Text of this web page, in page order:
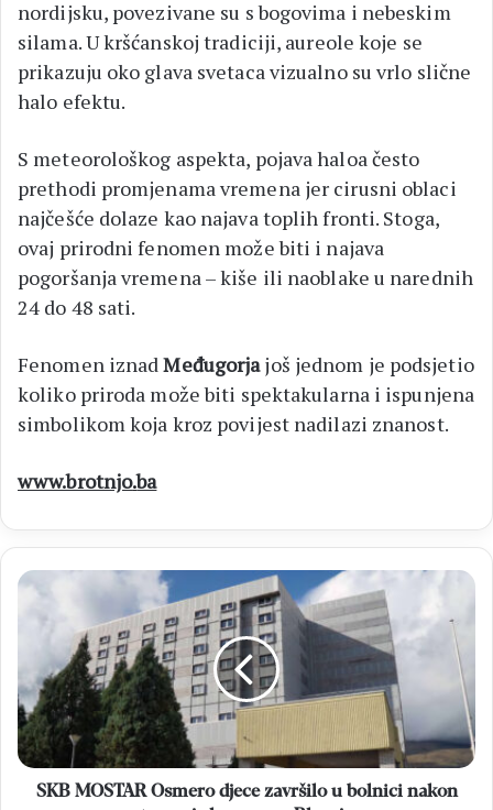
nordijsku, povezivane su s bogovima i nebeskim
silama. U kršćanskoj tradiciji, aureole koje se
prikazuju oko glava svetaca vizualno su vrlo slične
halo efektu.
S meteorološkog aspekta, pojava haloa često
prethodi promjenama vremena jer cirusni oblaci
najčešće dolaze kao najava toplih fronti. Stoga,
ovaj prirodni fenomen može biti i najava
pogoršanja vremena – kiše ili naoblake u narednih
24 do 48 sati.
Fenomen iznadMeđugorjajoš jednom je podsjetio
koliko priroda može biti spektakularna i ispunjena
simbolikom koja kroz povijest nadilazi znanost.
www.brotnjo.ba
SKB
Osmero
završilo
u
bolnici
nakon
trovanja
hranom
SKB MOSTAR Osmero djece završilo u bolnici nakon